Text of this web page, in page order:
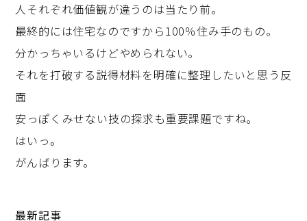
人それぞれ価値観が違うのは当たり前。
最終的には住宅なのですから100％住み手のもの。
分かっちゃいるけどやめられない。
それを打破する説得材料を明確に整理したいと思う反
面
安っぽくみせない技の探求も重要課題ですね。
はいっ。
がんばります。
最新記事